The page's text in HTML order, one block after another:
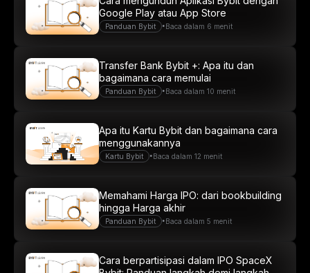
Panduan Bybit • Baca dalam 6 menit
Google Play atau App Store
Panduan Bybit • Baca dalam 10 menit
Transfer Bank Bybit +: Apa itu dan
bagaimana cara memulai
Kartu Bybit • Baca dalam 12 menit
Apa itu Kartu Bybit dan bagaimana cara
menggunakannya
Panduan Bybit • Baca dalam 5 menit
Memahami Harga IPO: dari bookbuilding
hingga Harga akhir
Cara berpartisipasi dalam IPO SpaceX